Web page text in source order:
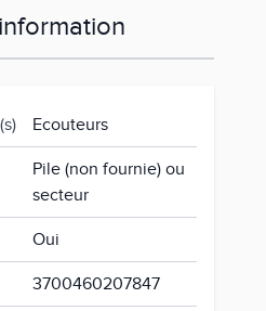
Ecouteurs
Pile (non fournie) ou
secteur
Oui
3700460207847